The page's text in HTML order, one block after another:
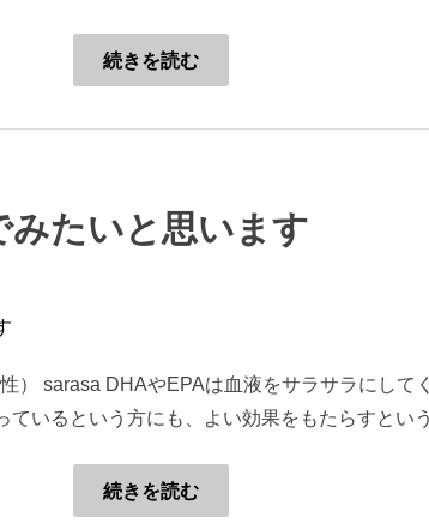
続きを読む
みたいと思います
） sarasa DHAやEPAは血液をサラサラにして
いるという方にも、よい効果をもたらすとい
続きを読む